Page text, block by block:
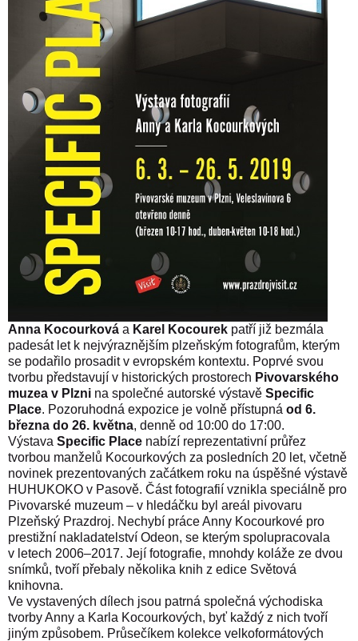
Anna Kocourková a Karel Kocourek patří již bezmála
padesát let k nejvýraznějším plzeňským fotografům, kterým
se podařilo prosadit v evropském kontextu. Poprvé svou
tvorbu představují v historických prostorech Pivovarského
muzea v Plzni na společné autorské výstavě Specific
Place. Pozoruhodná expozice je volně přístupná od 6.
března do 26. května, denně od 10:00 do 17:00.
Výstava Specific Place nabízí reprezentativní průřez
tvorbou manželů Kocourkových za posledních 20 let, včetně
novinek prezentovaných začátkem roku na úspěšné výstavě
HUHUKOKO v Pasově. Část fotografií vznikla speciálně pro
Pivovarské muzeum – v hledáčku byl areál pivovaru
Plzeňský Prazdroj. Nechybí práce Anny Kocourkové pro
prestižní nakladatelství Odeon, se kterým spolupracovala
v letech 2006–2017. Její fotografie, mnohdy koláže ze dvou
snímků, tvoří přebaly několika knih z edice Světová
knihovna.
Ve vystavených dílech jsou patrná společná východiska
tvorby Anny a Karla Kocourkových, byť každý z nich tvoří
jiným způsobem. Průsečíkem kolekce velkoformátových